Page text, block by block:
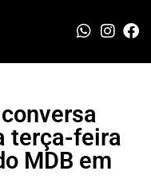
terça-feira
MDB em